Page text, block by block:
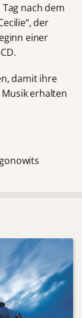
nach dem
der
einer
damit ihre
erhalten